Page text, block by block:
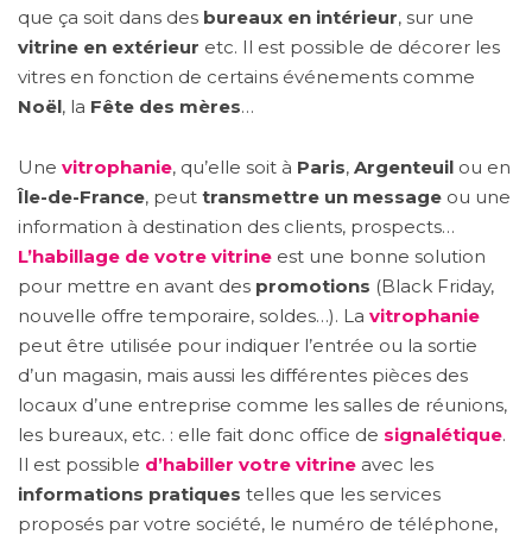
que ça soit dans des bureaux en intérieur, sur une
vitrine en extérieur etc. Il est possible de décorer les
vitres en fonction de certains événements comme
Noël, la Fête des mères…
Une vitrophanie, qu’elle soit à Paris, Argenteuil ou en
Île-de-France, peut transmettre un message ou une
information à destination des clients, prospects…
L’habillage de votre vitrine est une bonne solution
pour mettre en avant des promotions (Black Friday,
nouvelle offre temporaire, soldes…). La vitrophanie
peut être utilisée pour indiquer l’entrée ou la sortie
d’un magasin, mais aussi les différentes pièces des
locaux d’une entreprise comme les salles de réunions,
les bureaux, etc. : elle fait donc office de signalétique.
Il est possible d’habiller votre vitrine avec les
informations pratiques telles que les services
proposés par votre société, le numéro de téléphone,